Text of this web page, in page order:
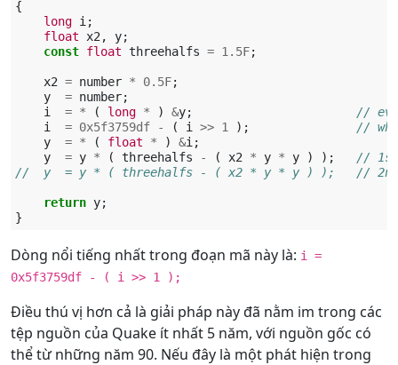
{
long i ;
float
x2 , y;
const float threehalfs = 1.5F;
x2 = number * 0.5F;
y
= number;
i
= * ( long * ) &y;
//
i
= 0x5f3759df - ( i >> 1 );
//
y
= * ( float * ) &i ;
y
= y * ( threehalfs - ( x2 * y * y ) );
// 1st
//  y  = y * ( threehalfs - ( x2 * y * y ) );   // 2nd
return y;
}
Dòng nổi tiếng nhất trong đoạn mã này là: i =
0x5f3759df - ( i >> 1 );
Điều thú vị hơn cả là giải pháp này đã nằm im trong các
tệp nguồn của Quake ít nhất 5 năm, với nguồn gốc có
thể từ những năm 90. Nếu đây là một phát hiện trong